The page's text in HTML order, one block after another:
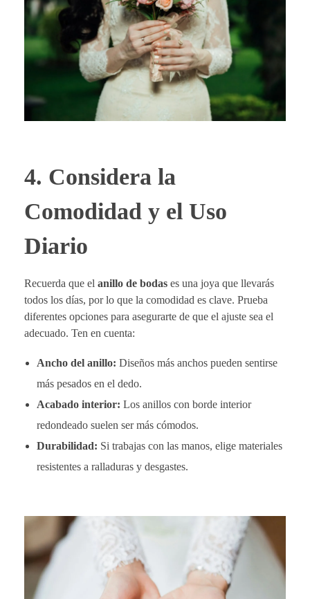
4. Considera la
Comodidad y el Uso
Diario
Recuerda que el anillo de bodas es una joya que llevarás
todos los días, por lo que la comodidad es clave. Prueba
diferentes opciones para asegurarte de que el ajuste sea el
adecuado. Ten en cuenta:
Ancho del anillo: Diseños más anchos pueden sentirse
más pesados en el dedo.
Acabado interior: Los anillos con borde interior
redondeado suelen ser más cómodos.
Durabilidad: Si trabajas con las manos, elige materiales
resistentes a ralladuras y desgastes.